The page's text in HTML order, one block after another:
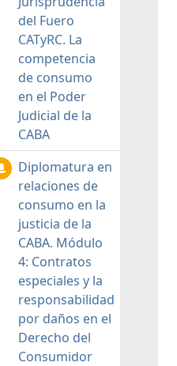
del Fuero
CATyRC. La
competencia
de consumo
en el Poder
Judicial de la
CABA
Diplomatura en
relaciones de
consumo en la
justicia de la
CABA. Módulo
4: Contratos
especiales y la
responsabilidad
por daños en el
Derecho del
Consumidor